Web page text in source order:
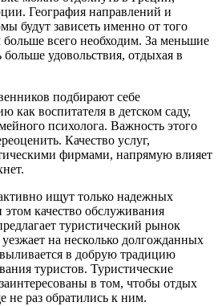
География направлений и
будут зависеть именно от того
всего необходим. За меньшие
удовольствия, отдыхая в
подбирают себе
как воспитателя в детском саду,
психолога. Важность этого
Качество услуг,
фирмами, напрямую влияет
ищут только надежных
качество обслуживания
туристический рынок
на несколько долгожданных
в добрую традицию
туристов. Туристические
в том, чтобы отдых
не раз обратились к ним.